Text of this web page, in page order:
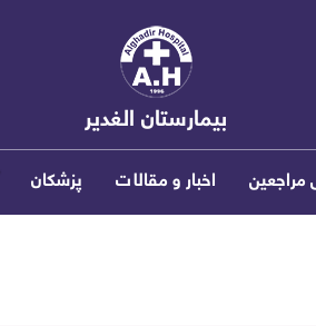
بیمارستان الغدیر
مراجعین اخبار و مقالات پزشکان